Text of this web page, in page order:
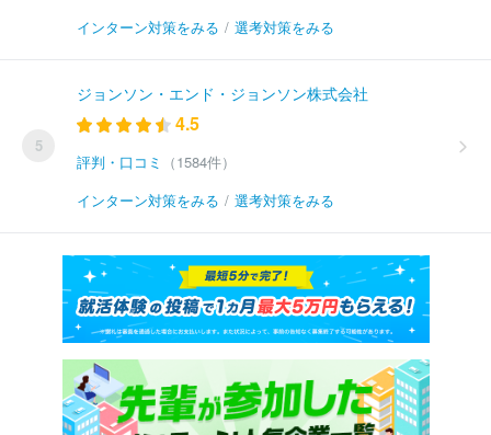
インターン対策をみる / 選考対策をみる
5
ジョンソン・エンド・ジョンソン株式会社
4.5
評判・口コミ
（1584件）
インターン対策をみる / 選考対策をみる